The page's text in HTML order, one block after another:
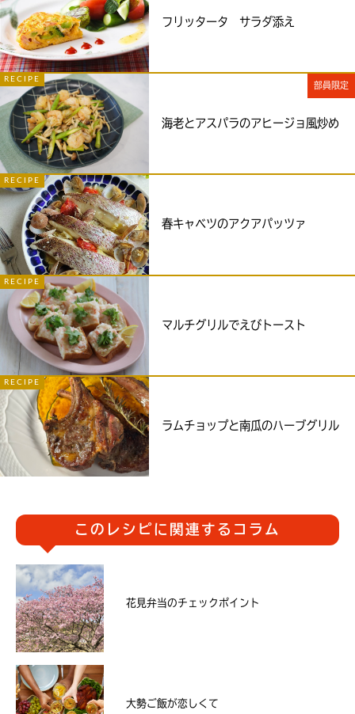
フリッタータ サラダ添え
RECIPE
部員限定
海老とアスパラのアヒージョ風炒め
RECIPE
春キャベツのアクアパッツァ
RECIPE
マルチグリルでえびトースト
RECIPE
ラムチョップと南瓜のハーブグリル
このレシピに関連するコラム
花見弁当のチェックポイント
大勢ご飯が恋しくて